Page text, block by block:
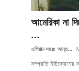
আমেরিকা না
...
এশিয়ান সময়: আন্ত...
সম্প্রতি ইউক্রেনের